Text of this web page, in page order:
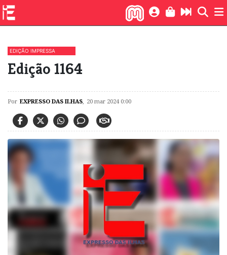
EDIÇÃO IMPRESSA
Edição 1164
Por EXPRESSO DAS ILHAS, 20 mar 2024 0:00